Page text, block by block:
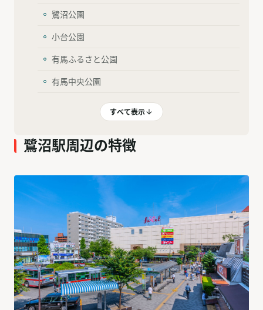
鷺沼公園
小台公園
有馬ふるさと公園
有馬中央公園
すべて表示
鷺沼駅周辺の特徴